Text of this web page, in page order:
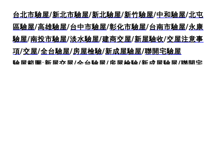
台北市驗屋/新北市驗屋/新北驗屋/新竹驗屋/中和驗屋/北屯
區驗屋/高雄驗屋/台中市驗屋/彰化市驗屋/台南市驗屋/永康
驗屋/南投市驗屋/淡水驗屋/建商交屋/新屋驗收/交屋注意事
項/交屋/全台驗屋/房屋檢驗/新成屋驗屋/聯開宅驗屋
驗屋範圍:新屋交屋/全台驗屋/房屋檢驗/新成屋驗屋/聯開宅